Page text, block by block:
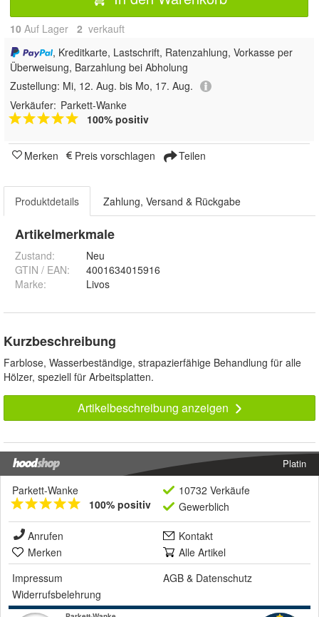
10 Auf Lager 2 verkauft
, Kreditkarte, Lastschrift, Ratenzahlung, Vorkasse per
Überweisung, Barzahlung bei Abholung
Zustellung: Mi, 12. Aug. bis Mo, 17. Aug.
Verkäufer: Parkett-Wanke
100% positiv
Merken Preis vorschlagen Teilen
Produktdetails Zahlung, Versand & Rückgabe
Artikelmerkmale
Zustand:
Neu
GTIN / EAN:
4001634015916
Marke:
Livos
Kurzbeschreibung
Farblose, Wasserbeständige, strapazierfähige Behandlung für alle
Hölzer, speziell für Arbeitsplatten.
Artikelbeschreibung anzeigen
Platin
Parkett-Wanke
100% positiv
10732 Verkäufe
Gewerblich
Anrufen
Kontakt
Merken
Alle Artikel
Impressum
AGB & Datenschutz
Widerrufsbelehrung